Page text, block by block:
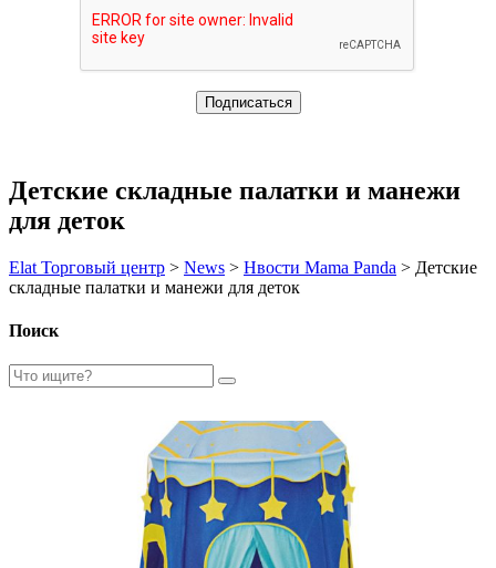
Детские складные палатки и манежи
для деток
Elat Торговый центр > News > Нвости Mama Panda > Детские
складные палатки и манежи для деток
Поиск